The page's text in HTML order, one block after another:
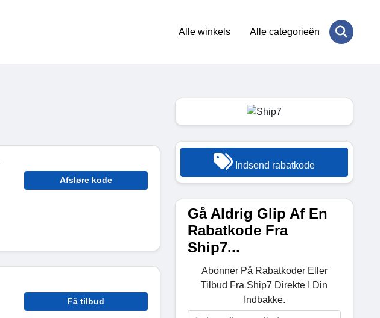
Alle winkels Alle categorieën
Afsløre kode
Få tilbud
Indsend rabatkode
Gå Aldrig Glip Af En
Rabatkode Fra
Ship7...
Abonner På Rabatkoder Eller
Tilbud Fra Ship7 Direkte I Din
Indbakke.